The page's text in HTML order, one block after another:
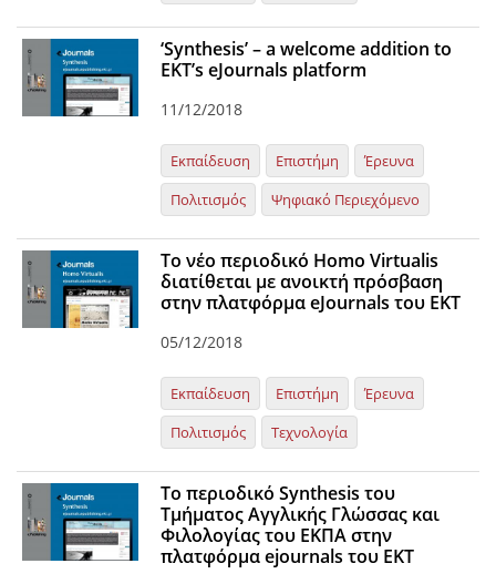
‘Synthesis’ – a welcome addition to
EKT’s eJournals platform
11/12/2018
Εκπαίδευση Επιστήμη
Έρευνα
Πολιτισμός
Ψηφιακό Περιεχόμενο
Το νέο περιοδικό Homo Virtualis
διατίθεται με ανοικτή πρόσβαση
στην πλατφόρμα eJournals του EKT
05/12/2018
Εκπαίδευση Επιστήμη
Έρευνα
Πολιτισμός
Τεχνολογία
To περιοδικό Synthesis του
Τμήματος Αγγλικής Γλώσσας και
Φιλολογίας του ΕΚΠΑ στην
πλατφόρμα ejournals του ΕΚΤ